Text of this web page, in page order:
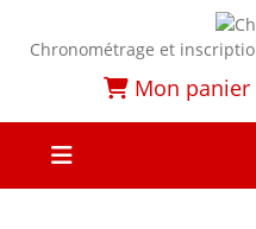
Chronométrage et
Mon panier